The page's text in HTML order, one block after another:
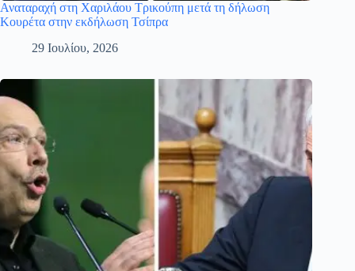
Αναταραχή στη Χαριλάου Τρικούπη μετά τη δήλωση
Κουρέτα στην εκδήλωση Τσίπρα
29 Ιουλίου, 2026